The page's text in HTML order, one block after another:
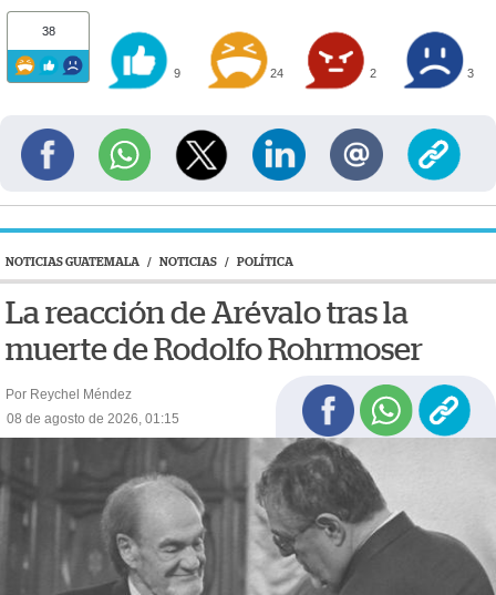
38
9 24 2 3
NOTICIAS GUATEMALA / NOTICIAS / POLÍTICA
La reacción de Arévalo tras la
muerte de Rodolfo Rohrmoser
Por Reychel Méndez
08 de agosto de 2026, 01:15